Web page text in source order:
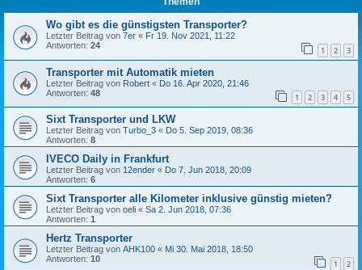
Wo gibt es die günstigsten Transporter?
Letzter Beitrag von 7er « Fr 19. Nov 2021, 11:22
Antworten: 24 1 2 3
Transporter mit Automatik mieten
Letzter Beitrag von Robert « Do 16. Apr 2020, 21:46
Antworten: 48 1 2 3 4 5
Sixt Transporter und LKW
Letzter Beitrag von Turbo_3 « Do 5. Sep 2019, 08:36
Antworten: 8
IVECO Daily in Frankfurt
Letzter Beitrag von 12ender « Do 7. Jun 2018, 20:09
Antworten: 6
Sixt Transporter alle Kilometer inklusive günstig mieten?
Letzter Beitrag von oeli « Sa 2. Jun 2018, 07:36
Antworten: 1
Hertz Transporter
Letzter Beitrag von AHK100 « Mi 30. Mai 2018, 18:50
Antworten: 10 1 2